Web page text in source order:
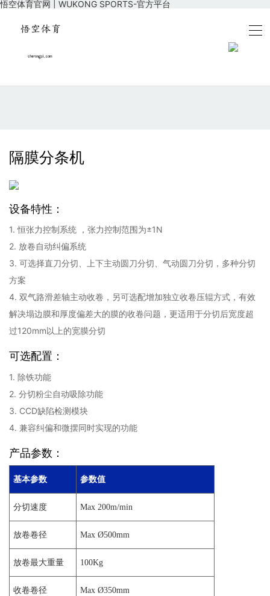
悟空体育官网 | WUKONG SPORTS-官方平台
隔膜分条机
设备特性：
1. 恒张力控制系统 ，张力控制范围为±1N
2. 放卷自动纠偏系统
3. 可选择直刀分切、上下主动圆刀分切、气动圆刀分切，多种分切
方案
4. 双气路滑差轴主动收卷，另可选配增加独立收卷压辊方式，有效
解决塌边膜和厚度偏差大的膜的收卷问题，更适用于分切后宽度超
过120mm以上的宽膜分切
可选配置：
1. 除铁功能
2. 分切粉尘自动吸除功能
3. CCD缺陷检测模块
4. 兼容纠偏和微摆同时实现的功能
产品参数：
基本参数 参数值
分切速度 Max 200m/min
放卷卷径 Max Ø500mm
放卷最大重量 100Kg
收卷卷径 Max Ø350mm